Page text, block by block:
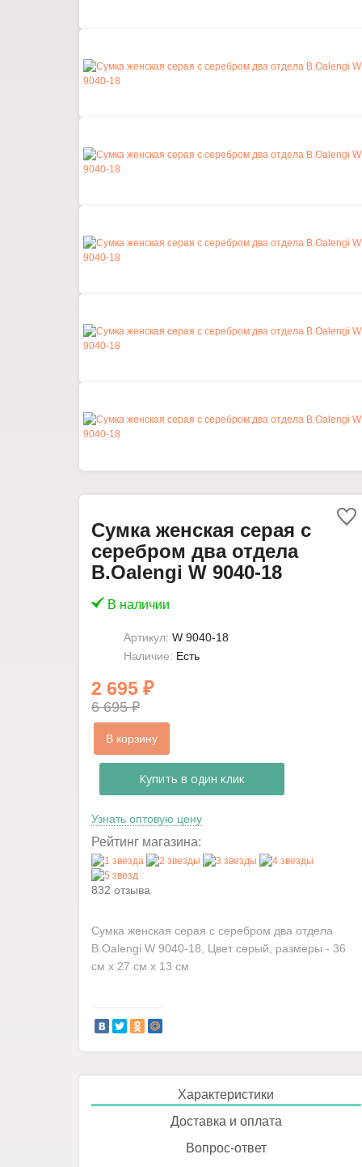
Сумка женская серая с
серебром два отдела
B.Oalengi W 9040-18
В наличии
Артикул: W 9040-18
Наличие: Есть
2 695 ₽
6 695 ₽
В корзину
Купить в один клик
Узнать оптовую цену
Рейтинг магазина:
832 отзыва
Сумка женская серая с серебром два отдела
B.Oalengi W 9040-18, Цвет серый, размеры - 36
см x 27 см x 13 см
Характеристики
Доставка и оплата
Вопрос-ответ